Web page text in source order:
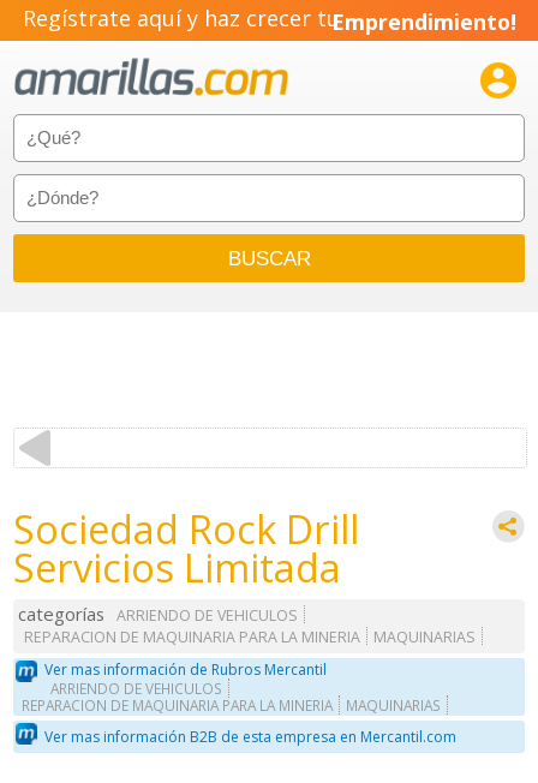
Regístrate aquí y haz crecer tuEmprendimiento!

Sociedad Rock Drill
Servicios Limitada
categorías
ARRIENDO DE VEHICULOS
REPARACION DE MAQUINARIA PARA LA MINERIA
MAQUINARIAS
Ver mas información de Rubros Mercantil
ARRIENDO DE VEHICULOS
REPARACION DE MAQUINARIA PARA LA MINERIA
MAQUINARIAS
Ver mas información B2B de esta empresa en Mercantil.com